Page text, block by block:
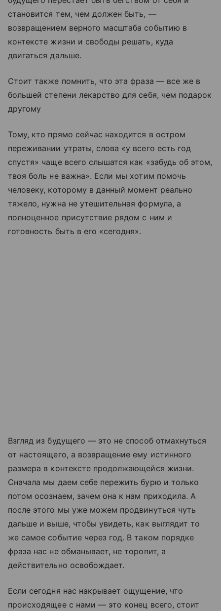
становится тем, чем должен быть, —
возвращением верного масштаба событию в
контексте жизни и свободы решать, куда
двигаться дальше.
Стоит также помнить, что эта фраза — все же в
большей степени лекарство для себя, чем подарок
другому
Тому, кто прямо сейчас находится в остром
переживании утраты, слова «у всего есть год
спустя» чаще всего слышатся как «забудь об этом,
твоя боль не важна». Если мы хотим помочь
человеку, которому в данный момент реально
тяжело, нужна не утешительная формула, а
полноценное присутствие рядом с ним и
готовность быть в его «сегодня».
Взгляд из будущего — это не способ отмахнуться
от настоящего, а возвращение ему истинного
размера в контексте продолжающейся жизни.
Сначала мы даем себе пережить бурю и только
потом осознаем, зачем она к нам приходила. А
после этого мы уже можем продвинуться чуть
дальше и выше, чтобы увидеть, как выглядит то
же самое событие через год. В таком порядке
фраза нас не обманывает, не торопит, а
действительно освобождает.
Если сегодня нас накрывает ощущение, что
происходящее с нами — это конец всего, стоит